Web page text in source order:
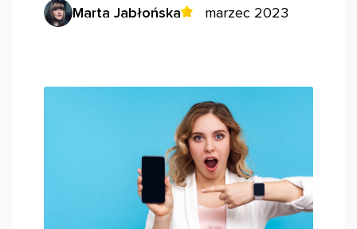
Marta Jabłońska marzec 2023